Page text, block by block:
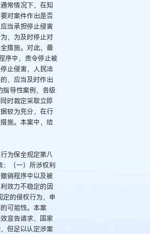
常情况下，在知
对案件作出是否
当承担停止侵害
，为及时停止对
措施。对此，最
序中，责令停止被
止侵害，人民法
，应当及时作出
指导性案例，各级
时裁定采取立即
较为充分，在行
施。本案中，结
为保全规定第八
：（一）所涉权利
销程序中以及被
效力不稳定的因
的侵权行为，申
可能性。本案
宣告请求，国家
但足以认定涉案